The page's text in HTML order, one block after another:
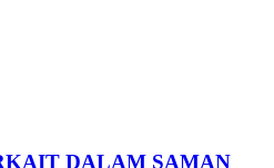
DALAM SAMAN